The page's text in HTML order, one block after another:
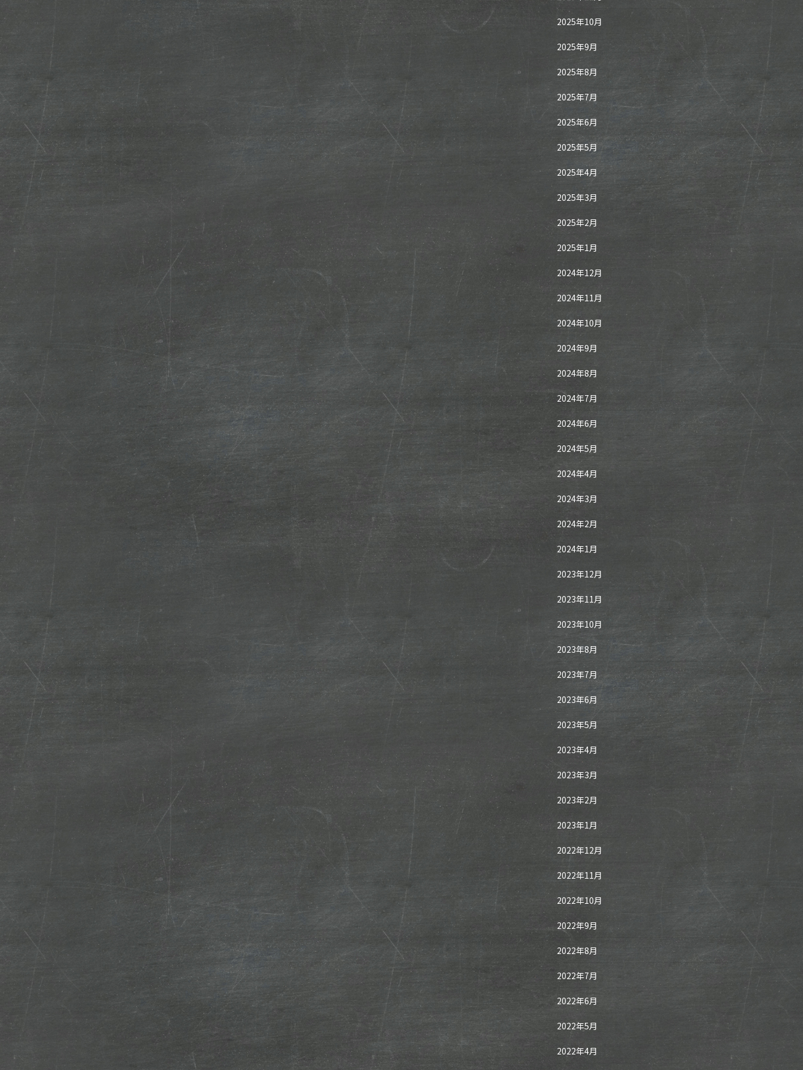
2025年10月
2025年9月
2025年8月
2025年7月
2025年6月
2025年5月
2025年4月
2025年3月
2025年2月
2025年1月
2024年12月
2024年11月
2024年10月
2024年9月
2024年8月
2024年7月
2024年6月
2024年5月
2024年4月
2024年3月
2024年2月
2024年1月
2023年12月
2023年11月
2023年10月
2023年8月
2023年7月
2023年6月
2023年5月
2023年4月
2023年3月
2023年2月
2023年1月
2022年12月
2022年11月
2022年10月
2022年9月
2022年8月
2022年7月
2022年6月
2022年5月
2022年4月